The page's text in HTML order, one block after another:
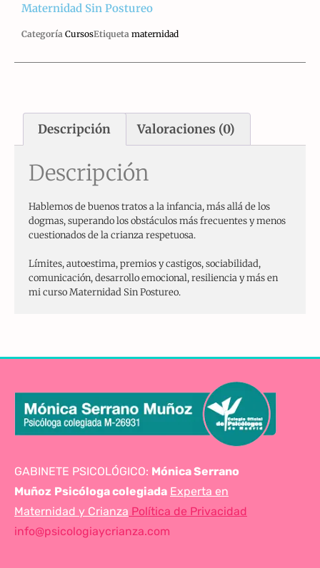
Maternidad Sin Postureo
Categoría CursosEtiqueta maternidad
Descripción Valoraciones (0)
Descripción
Hablemos de buenos tratos a la infancia, más allá de los
dogmas, superando los obstáculos más frecuentes y menos
cuestionados de la crianza respetuosa.
Límites, autoestima, premios y castigos, sociabilidad,
comunicación, desarrollo emocional, resiliencia y más en
mi curso Maternidad Sin Postureo.
GABINETE PSICOLÓGICO: Mónica Serrano
Muñoz Psicóloga colegiada Experta en
Maternidad y Crianza Política de Privacidad
info@psicologiaycrianza.com